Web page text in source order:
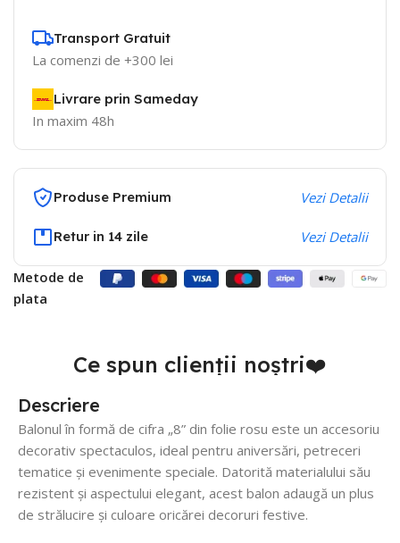
Transport Gratuit
La comenzi de +300 lei
Livrare prin Sameday
In maxim 48h
Produse Premium Vezi Detalii
Retur in 14 zile Vezi Detalii
Metode de
plata
Ce spun clienții noștri❤️
Descriere
Balonul în formă de cifra „8” din folie rosu este un accesoriu
decorativ spectaculos, ideal pentru aniversări, petreceri
tematice și evenimente speciale. Datorită materialului său
rezistent și aspectului elegant, acest balon adaugă un plus
de strălucire și culoare oricărei decoruri festive.